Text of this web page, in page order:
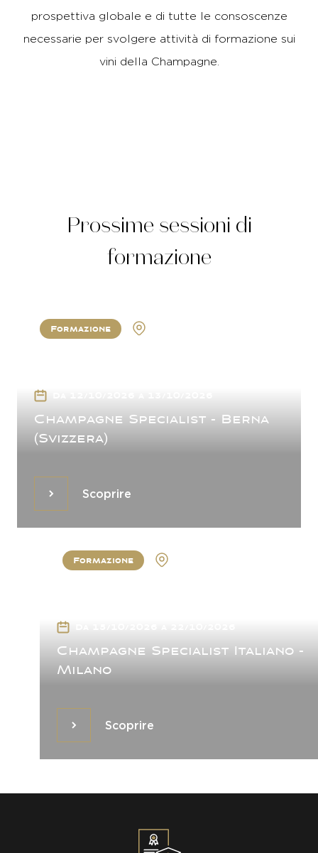
prospettiva globale e di tutte le consoscenze
necessarie per svolgere attività di formazione sui
vini della Champagne.
Prossime sessioni di
formazione
Formazione
Champagne Specialist - Berna
(Svizzera)
ScoprireScoprire
Formazione
Champagne Specialist Italiano -
Milano
ScoprireScoprire